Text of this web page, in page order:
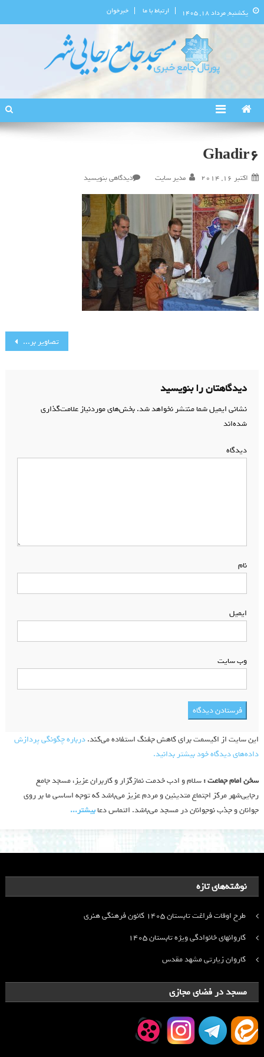
یکشنبه, مرداد ۱۸, ۱۴۰۵ ارتباط با ما خبرخوان
پورتال اطلاع‌رسانی مسجد جامع
Ghadir6
اکتبر 16, 2014 مدیر سایت دیدگاهی بنویسیددر
تصاویر برگزاری جشنهای غدیر در مسجد جامع رجایی شهر
دیدگاهتان را بنویسید
نشانی ایمیل شما منتشر نخواهد شد.بخش‌های موردنیاز علامت‌گذاری
شده‌اند
دیدگاه
نام
ایمیل
وب‌ سایت
این سایت از اکیسمت برای کاهش جفنگ استفاده می‌کند.درباره چگونگی پردازش
داده‌های دیدگاه خود بیشتر بدانید.
سخن امام جماعت :سلام و ادب خدمت نمازگزار و کاربران عزیز، مسجد جامع
رجایی‌شهر مرکز اجتماع متدینین و مردم عزیز می‌باشد که توجه اساسی ما بر روی
جوانان و جذب نوجوانان در مسجد می‌باشد. التماس دعابیشتر‫...‬
نوشته‌های تازه
طرح اوقات فراغت تابستان ۱۴۰۵ کانون فرهنگی هنری
کاروانهای خانوادگی ویژه تابستان ۱۴۰۵
کاروان زیارتی مشهد مقدس
مسجد در فضای مجازی